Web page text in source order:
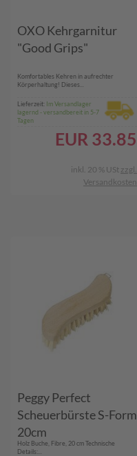
OXO Kehrgarnitur
"Good Grips"
Komfortables Kehren in aufrechter
Körperhaltung! Dieses...
Lieferzeit: Im Versandlager
lagernd - versandbereit in 5-7
Tagen
EUR 33.85
inkl. 20 % USt zzgl.
Versandkosten
Peggy Perfect
Scheuerbürste S-Form
20cm
Holz Buche, Fibre, 20 cm Technische
Details:...